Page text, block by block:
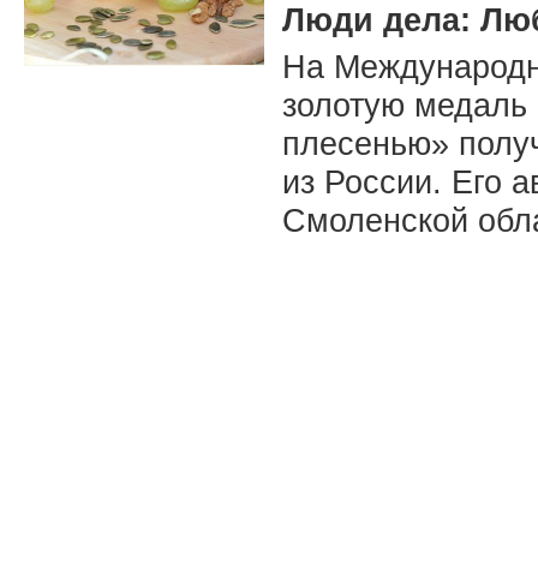
Люди дела:
На
золотую
плесенью»
из России. Его
Смоленской